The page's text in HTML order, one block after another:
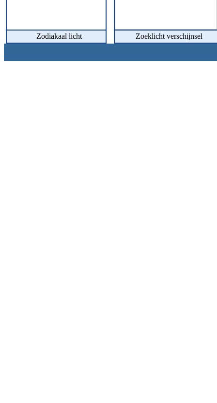
Zodiakaal licht Zoeklicht verschijnsel